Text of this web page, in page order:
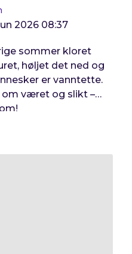
2026 08:37
sommer kloret
høljet det ned og
er vanntette.
om været og slikt –